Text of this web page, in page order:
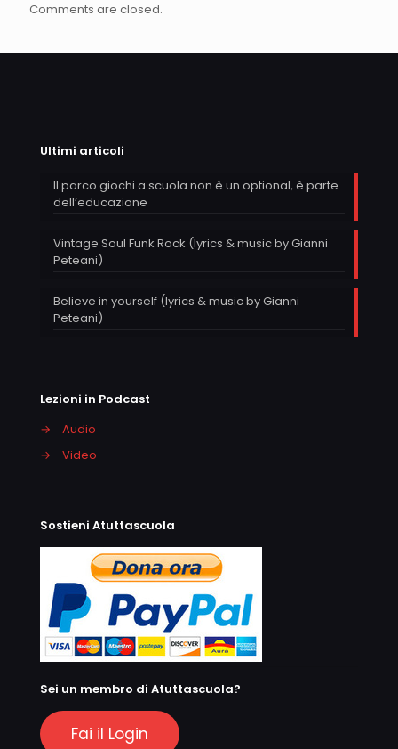
Comments are closed.
Ultimi articoli
Il parco giochi a scuola non è un optional, è parte
dell’educazione
Vintage Soul Funk Rock (lyrics & music by Gianni
Peteani)
Believe in yourself (lyrics & music by Gianni
Peteani)
Lezioni in Podcast
→
Audio
→
Video
Sostieni Atuttascuola
Sei un membro di Atuttascuola?
Fai il Login